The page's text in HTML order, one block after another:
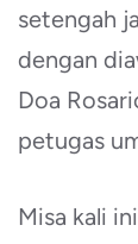
setengah
dengan
Doa
petugas
Misa kali